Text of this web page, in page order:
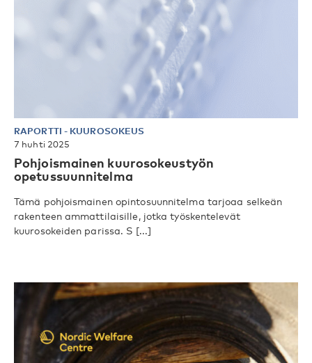
RAPORTTI - KUUROSOKEUS
7 huhti 2025
Pohjoismainen kuurosokeustyön
opetussuunnitelma
Tämä pohjoismainen opintosuunnitelma tarjoaa selkeän
rakenteen ammattilaisille, jotka työskentelevät
kuurosokeiden parissa. S [...]